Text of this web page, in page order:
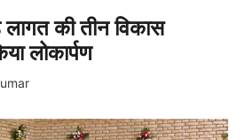
की तीन विकास
लोकार्पण